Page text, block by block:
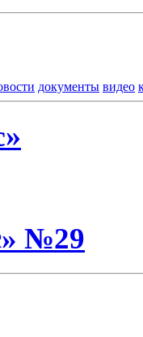
документы видео
№29